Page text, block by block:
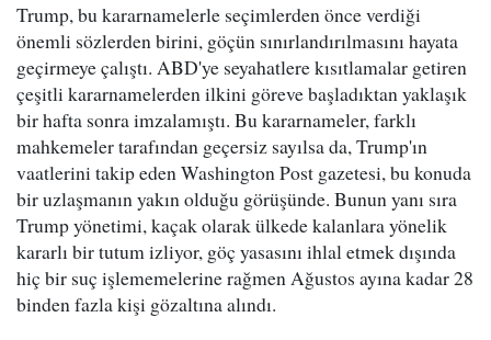
Trump, bu kararnamelerle seçimlerden önce verdiği
önemli sözlerden birini, göçün sınırlandırılmasını hayata
geçirmeye çalıştı. ABD'ye seyahatlere kısıtlamalar getiren
çeşitli kararnamelerden ilkini göreve başladıktan yaklaşık
bir hafta sonra imzalamıştı. Bu kararnameler, farklı
mahkemeler tarafından geçersiz sayılsa da, Trump'ın
vaatlerini takip eden Washington Post gazetesi, bu konuda
bir uzlaşmanın yakın olduğu görüşünde. Bunun yanı sıra
Trump yönetimi, kaçak olarak ülkede kalanlara yönelik
kararlı bir tutum izliyor, göç yasasını ihlal etmek dışında
hiç bir suç işlememelerine rağmen Ağustos ayına kadar 28
binden fazla kişi gözaltına alındı.